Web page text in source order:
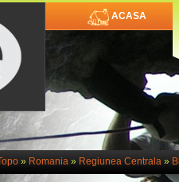
ACASA
» Romania» Regiunea Centrala»